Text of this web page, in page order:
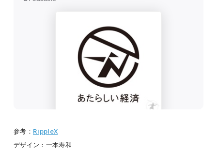
参考： RippleX
デザイン：一本寿和